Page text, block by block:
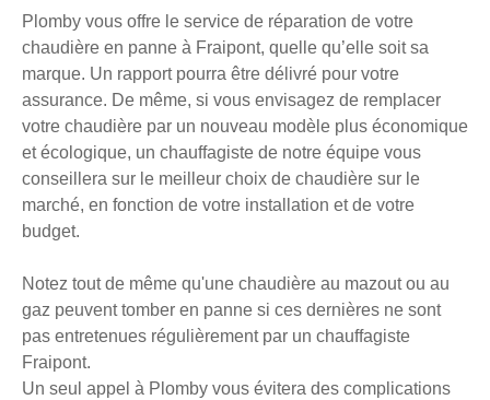
Plomby vous offre le service de réparation de votre
chaudière en panne à Fraipont, quelle qu’elle soit sa
marque. Un rapport pourra être délivré pour votre
assurance. De même, si vous envisagez de remplacer
votre chaudière par un nouveau modèle plus économique
et écologique, un chauffagiste de notre équipe vous
conseillera sur le meilleur choix de chaudière sur le
marché, en fonction de votre installation et de votre
budget.
Notez tout de même qu'une chaudière au mazout ou au
gaz peuvent tomber en panne si ces dernières ne sont
pas entretenues régulièrement par un chauffagiste
Fraipont.
Un seul appel à Plomby vous évitera des complications